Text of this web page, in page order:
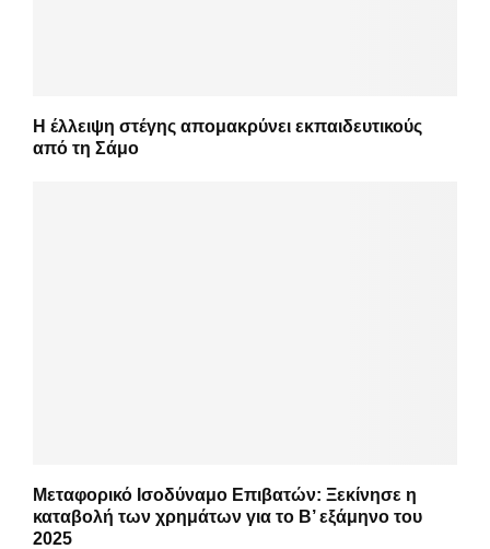
Η έλλειψη στέγης απομακρύνει εκπαιδευτικούς
από τη Σάμο
Μεταφορικό Ισοδύναμο Επιβατών: Ξεκίνησε η
καταβολή των χρημάτων για το Β’ εξάμηνο του
2025